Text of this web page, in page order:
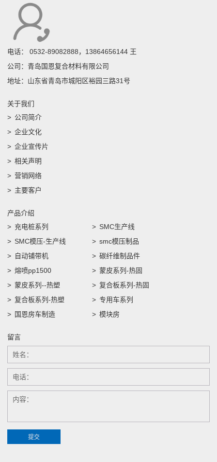
电话： 0532-89082888，13864656144 王
公司：青岛国恩复合材料有限公司
地址：山东省青岛市城阳区裕园三路31号
关于我们
公司简介
企业文化
企业宣传片
相关声明
营销网络
主要客户
产品介绍
充电桩系列
SMC生产线
SMC模压-生产线
smc模压制品
自动铺带机
碳纤维制品件
熔喷pp1500
蒙皮系列-热固
蒙皮系列--热塑
复合板系列-热固
复合板系列-热塑
专用车系列
国恩房车制造
模块房
留言
提交